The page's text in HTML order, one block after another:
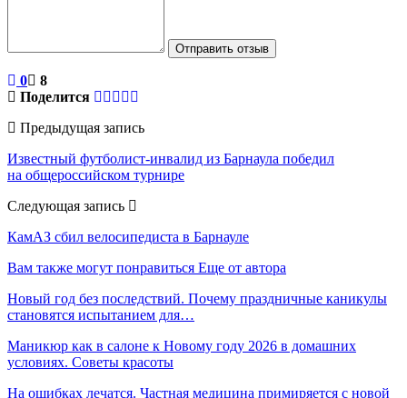
Отправить отзыв
0
8
Поделится
Предыдущая запись
Известный футболист-инвалид из Барнаула победил
на общероссийском турнире
Следующая запись
КамАЗ сбил велосипедиста в Барнауле
Вам также могут понравиться Еще от автора
Новый год без последствий. Почему праздничные каникулы
становятся испытанием для…
Маникюр как в салоне к Новому году 2026 в домашних
условиях. Советы красоты
На ошибках лечатся. Частная медицина примиряется с новой